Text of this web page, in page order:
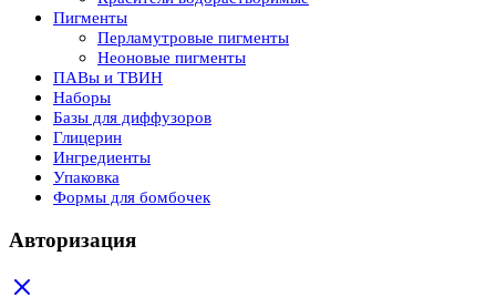
Пигменты
Перламутровые пигменты
Неоновые пигменты
ПАВы и ТВИН
Наборы
Базы для диффузоров
Глицерин
Ингредиенты
Упаковка
Формы для бомбочек
Авторизация